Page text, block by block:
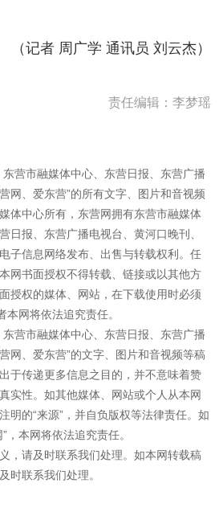
（记者 周广学 通讯员 刘云杰）
责任编辑：李梦瑶
营市融媒体中心、东营日报、东营广播
网、爱东营”的所有文字、图片和音视频
体中心所有，东营网拥有东营市融媒体
日报、东营广播电视台、黄河口晚刊、
子信息网络发布、出售与转载权利。任
网书面授权不得转载、链接或以其他方
授权的媒体、网站，在下载使用时必须
本网将依法追究责任。
营市融媒体中心、东营日报、东营广播
网、爱东营”的文字、图片和音视频等稿
于传递更多信息之目的，并不意味着赞
实性。如其他媒体、网站或个人从本网
明的“来源”，并自负版权等法律责任。如
，本网将依法追究责任。
，请及时联系我们处理。如本网转载稿
时联系我们处理。